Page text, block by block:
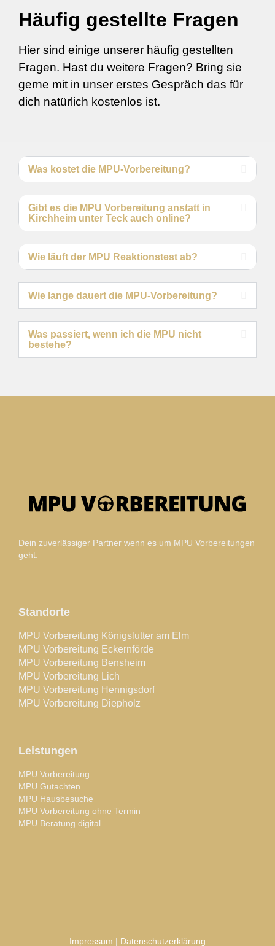
Häufig gestellte Fragen
Hier sind einige unserer häufig gestellten
Fragen. Hast du weitere Fragen? Bring sie
gerne mit in unser erstes Gespräch das für
dich natürlich kostenlos ist.
Was kostet die MPU-Vorbereitung?
Gibt es die MPU Vorbereitung anstatt in
Kirchheim unter Teck auch online?
Wie läuft der MPU Reaktionstest ab?
Wie lange dauert die MPU-Vorbereitung?
Was passiert, wenn ich die MPU nicht
bestehe?
Dein zuverlässiger Partner wenn es um MPU Vorbereitungen
geht.
Standorte
MPU Vorbereitung Königslutter am Elm
MPU Vorbereitung Eckernförde
MPU Vorbereitung Bensheim
MPU Vorbereitung Lich
MPU Vorbereitung Hennigsdorf
MPU Vorbereitung Diepholz
Leistungen
MPU Vorbereitung
MPU Gutachten
MPU Hausbesuche
MPU Vorbereitung ohne Termin
MPU Beratung digital
Impressum Datenschutzerklärung